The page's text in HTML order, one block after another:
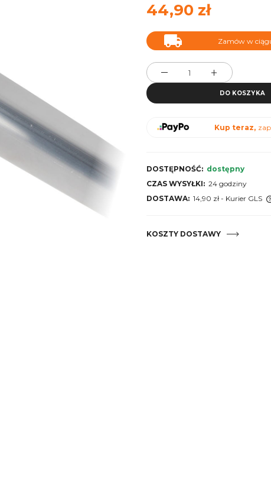
44,90 zł
Zamów w
DO KOSZYKA
Kup teraz,
DOSTĘPNOŚĆ: dostępny
CZAS WYSYŁKI: 24 godziny
DOSTAWA: 14,90 zł - Kurier GLS
kosztów płatności
KOSZTY DOSTAWY